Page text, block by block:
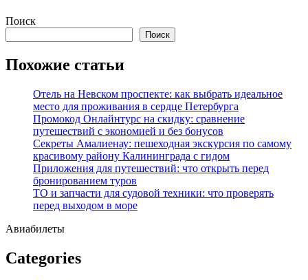
Перейти
содержимому
Поиск
Поиск
Похожие статьи
Отель на Невском проспекте: как выбрать идеальное
место для проживания в сердце Петербурга
Промокод Онлайнтурс на скидку: сравнение
путешествий с экономией и без бонусов
Секреты Амалиенау: пешеходная экскурсия по самому
красивому району Калининграда с гидом
Приложения для путешествий: что открыть перед
бронированием туров
ТО и запчасти для судовой техники: что проверять
перед выходом в море
Авиабилеты
Categories